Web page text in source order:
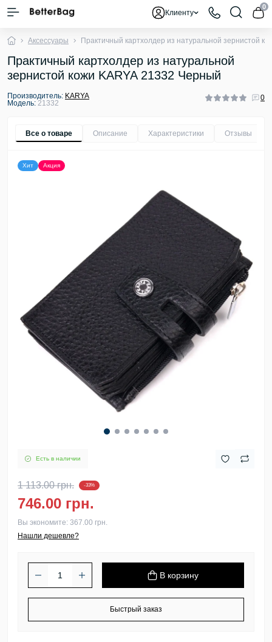
Клиенту
0
Аксессуары Практичный картхолдер из натуральной зернистой
Практичный картхолдер из натуральной
зернистой кожи KARYA 21332 Черный
Производитель: KARYA
Модель: 21332
0
Все о товаре Описание Характеристики Отзывы
Хит Акция
Есть в наличии
1 113.00 грн. -33%
746.00 грн.
Вы экономите: 367.00 грн.
Нашли дешевле?
В корзину
Быстрый заказ